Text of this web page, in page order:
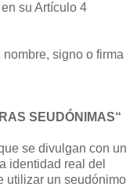
su Artículo 4
signo o firma
SEUDÓNIMAS“
se divulgan con un
identidad real del
utilizar un seudónimo